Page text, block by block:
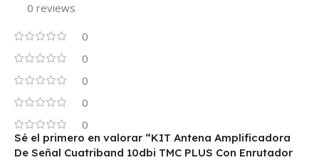
0 reviews
0
0
0
0
0
Sé el primero en valorar “KIT Antena Amplificadora
De Señal Cuatriband 10dbi TMC PLUS Con Enrutador